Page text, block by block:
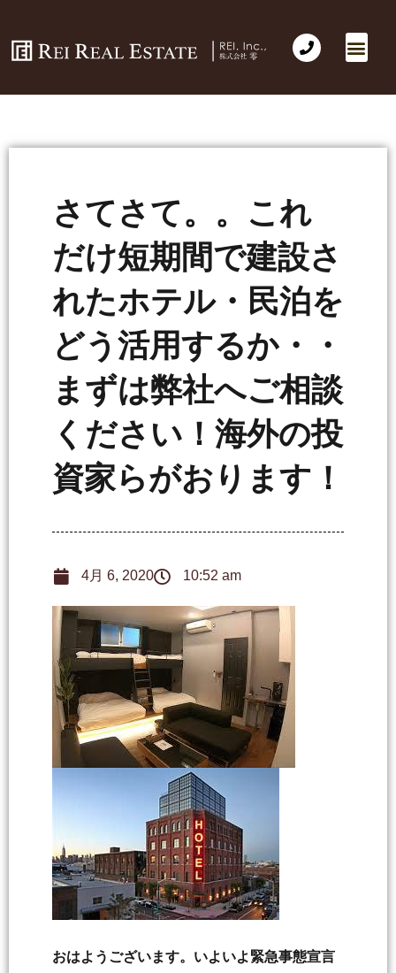
さてさて。。これ
だけ短期間で建設さ
れたホテル・民泊を
どう活用するか・・
まずは弊社へご相談
ください！海外の投
資家らがおります！
4月 6, 2020 10:52 am
おはようございます。いよいよ緊急事態宣言